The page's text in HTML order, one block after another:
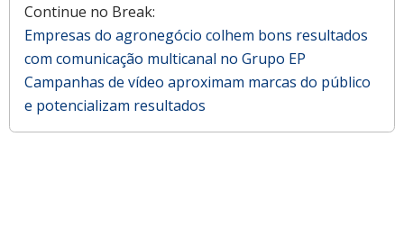
Continue no Break:
Empresas do agronegócio colhem bons resultados
com comunicação multicanal no Grupo EP
Campanhas de vídeo aproximam marcas do público
e potencializam resultados